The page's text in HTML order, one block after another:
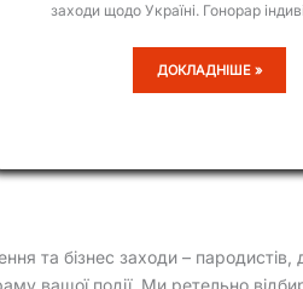
заходи щодо Україні. Гонорар
ОЛЕГ
СОКОЛЬВАК
ДОКЛАДНІШЕ »
та бізнес заходи – пародистів,
вашої події. Ми ретельно